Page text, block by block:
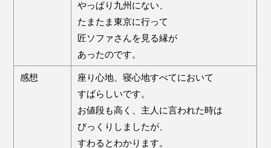
やっぱり九州にない、
たまたま東京に行って
匠ソファさんを見る縁が
あったのです。
感想
座り心地、寝心地すべてにおいて
すばらしいです。
お値段も高く、主人に言われた時は
びっくりしましたが、
すわるとわかります。